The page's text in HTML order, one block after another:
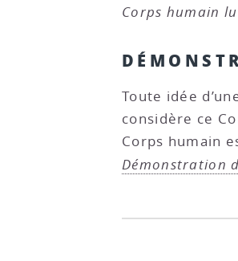
Corps humain
Toute idée
considère ce
Corps humain
Démonstration